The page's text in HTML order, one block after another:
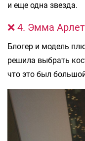
и еще одна звезда.
❌ 4. Эмма
Блогер и модель
решила выбрать
что это был